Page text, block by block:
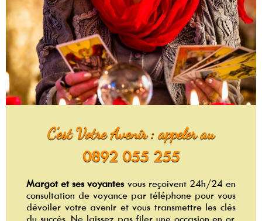
C'est Votre Avenir : appeler au
0892 055 255
Margot et ses voyantesvous reçoivent 24h/24 en
consultation de voyance par téléphone pour vous
dévoiler votre avenir et vous transmettre les clés
du succès. Ne laissez pas filer une occasion en or,